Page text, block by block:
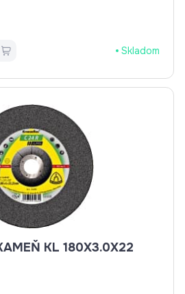
Skladom
KL 180X3.0X22